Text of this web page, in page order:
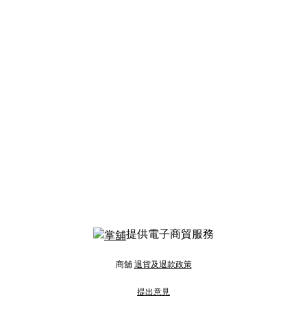
提供電子商貿服務
商舖 退貨及退款政策
提出意見